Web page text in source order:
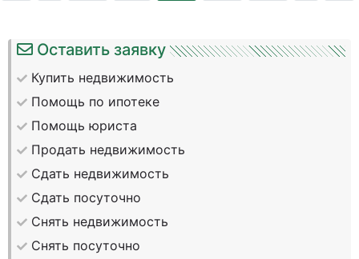
Оставить заявку
Купить недвижимость
Помощь по ипотеке
Помощь юриста
Продать недвижимость
Сдать недвижимость
Сдать посуточно
Снять недвижимость
Снять посуточно